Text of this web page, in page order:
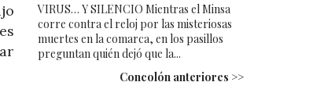
VIRUS… Y SILENCIO Mientras el Minsa
corre contra el reloj por las misteriosas
muertes en la comarca, en los pasillos
preguntan quién dejó que la...
Concolón anteriores >>